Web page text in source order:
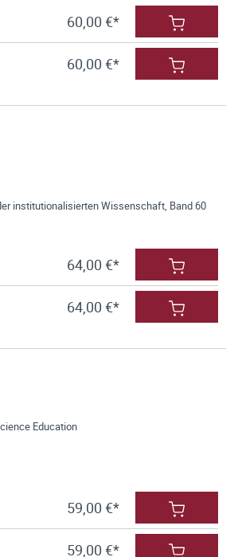
60,00 €*
60,00 €*
institutionalisierten Wissenschaft, Band 60
64,00 €*
64,00 €*
Education
59,00 €*
59,00 €*